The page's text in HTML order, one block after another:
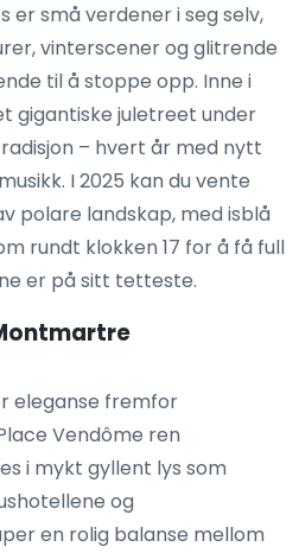
er små verdener i seg selv,
vinterscener og glitrende
til å stoppe opp. Inne i
gigantiske juletreet under
– hvert år med nytt
I 2025 kan du vente
polare landskap, med isblå
rundt klokken 17 for å få full
er på sitt tetteste.
eleganse fremfor
Vendôme ren
i mykt gyllent lys som
og
en rolig balanse mellom